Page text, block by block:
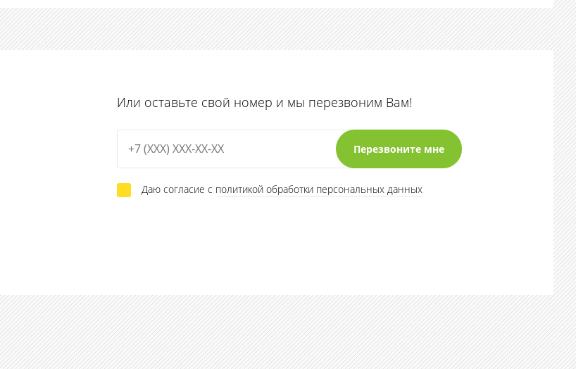
Или оставьте свой номер и мы перезвоним Вам!
Даю согласие с политикой обработки персональных данных